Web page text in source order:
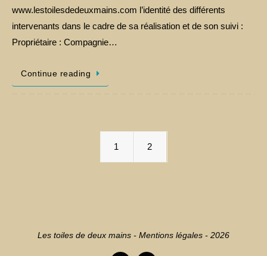
www.lestoilesdedeuxmains.com l’identité des différents
intervenants dans le cadre de sa réalisation et de son suivi :
Propriétaire : Compagnie…
Continue reading
1 2
Les toiles de deux mains - Mentions légales - 2026